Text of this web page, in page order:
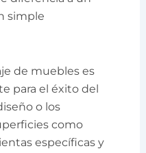
simple
de muebles es
para el éxito del
o los
como
específicas y